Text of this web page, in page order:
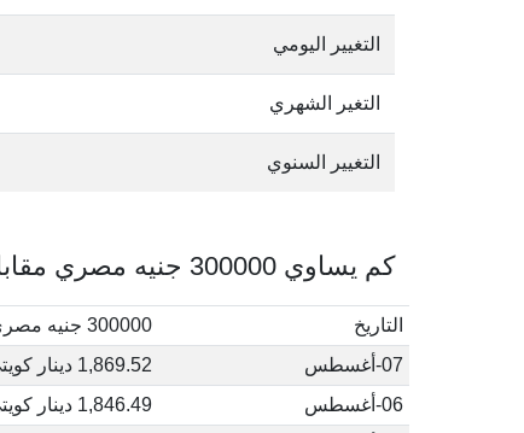
التغيير اليومي
التغير الشهري
التغيير السنوي
كم يساوي 300000 جنيه مصري مقابل الدينار الكويتي في أغسطس, 2026
التاريخ
300000 جنيه مصري إلى دينار كويتي
07-أغسطس
1,869.52 دينار كويتي
06-أغسطس
1,846.49 دينار كويتي